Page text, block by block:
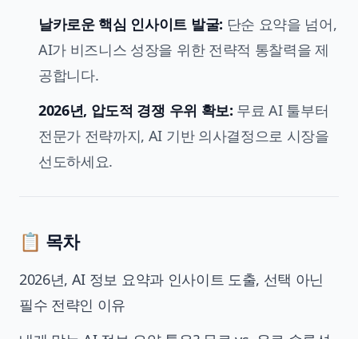
날카로운 핵심 인사이트 발굴: 단순 요약을 넘어,
AI가 비즈니스 성장을 위한 전략적 통찰력을 제
공합니다.
2026년, 압도적 경쟁 우위 확보: 무료 AI 툴부터
전문가 전략까지, AI 기반 의사결정으로 시장을
선도하세요.
📋 목차
2026년, AI 정보 요약과 인사이트 도출, 선택 아닌
필수 전략인 이유